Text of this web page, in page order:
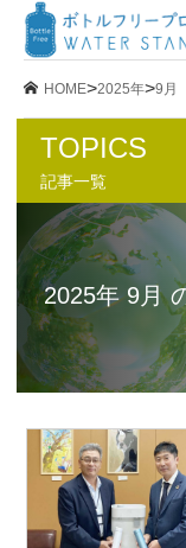
HOME>2025年>9月
TOPICS
記事一覧
2025年 9月